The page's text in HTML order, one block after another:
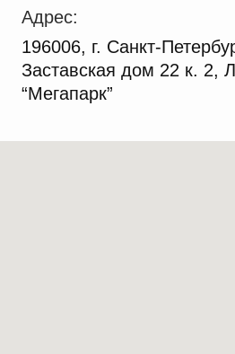
Адрес:
196006, г. Санкт-
Заставская дом 22 к. 2,
“Мегапарк”